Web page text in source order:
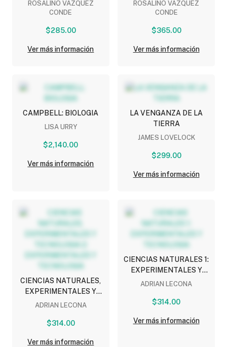
(NEM)
ROSALINO VAZQUEZ
CONDE
$285.00
Ver más información
(NEM)
ROSALINO VAZQUEZ
CONDE
$365.00
Ver más información
CAMPBELL: BIOLOGIA
LISA URRY
$2,140.00
Ver más información
LA VENGANZA DE LA
TIERRA
JAMES LOVELOCK
$299.00
Ver más información
CIENCIAS NATURALES,
EXPERIMENTALES Y
TECNOLOGIA 2:
TECNOLOGIA
ADRIAN LECONA
$314.00
Ver más información
CIENCIAS NATURALES 1:
EXPERIMENTALES Y
TECNOLOGIA
ADRIAN LECONA
$314.00
Ver más información